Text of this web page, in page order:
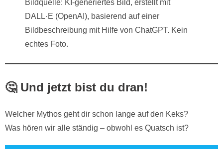
Bildquelle: KI-generiertes Bild, erstellt mit
DALL·E (OpenAI), basierend auf einer
Bildbeschreibung mit Hilfe von ChatGPT. Kein
echtes Foto.
🤔 Und jetzt bist du dran!
Welcher Mythos geht dir schon lange auf den Keks?
Was hören wir alle ständig – obwohl es Quatsch ist?